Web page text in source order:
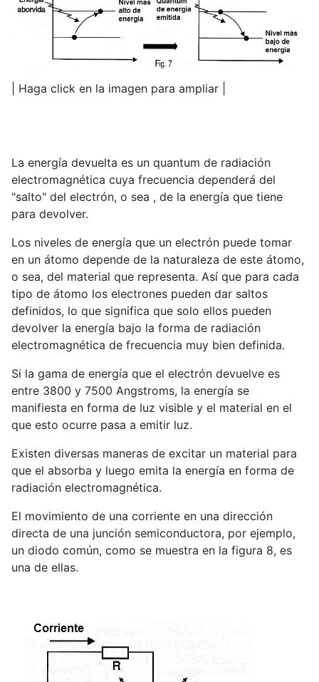
| Haga click en la imagen para ampliar |
La energía devuelta es un quantum de radiación
electromagnética cuya frecuencia dependerá del
"salto" del electrón, o sea , de la energía que tiene
para devolver.
Los niveles de energía que un electrón puede tomar
en un átomo depende de la naturaleza de este átomo,
o sea, del material que representa. Así que para cada
tipo de átomo los electrones pueden dar saltos
definidos, lo que significa que solo ellos pueden
devolver la energía bajo la forma de radiación
electromagnética de frecuencia muy bien definida.
Si la gama de energía que el electrón devuelve es
entre 3800 y 7500 Angstroms, la energía se
manifiesta en forma de luz visible y el material en el
que esto ocurre pasa a emitir luz.
Existen diversas maneras de excitar un material para
que el absorba y luego emita la energía en forma de
radiación electromagnética.
El movimiento de una corriente en una dirección
directa de una junción semiconductora, por ejemplo,
un diodo común, como se muestra en la figura 8, es
una de ellas.